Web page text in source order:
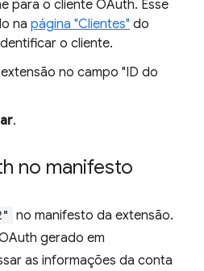
para o cliente OAuth. Esse
na página "Clientes" do
o cliente.
no campo "ID do
.
no manifesto
no manifesto da extensão.
gerado em
as informações da conta